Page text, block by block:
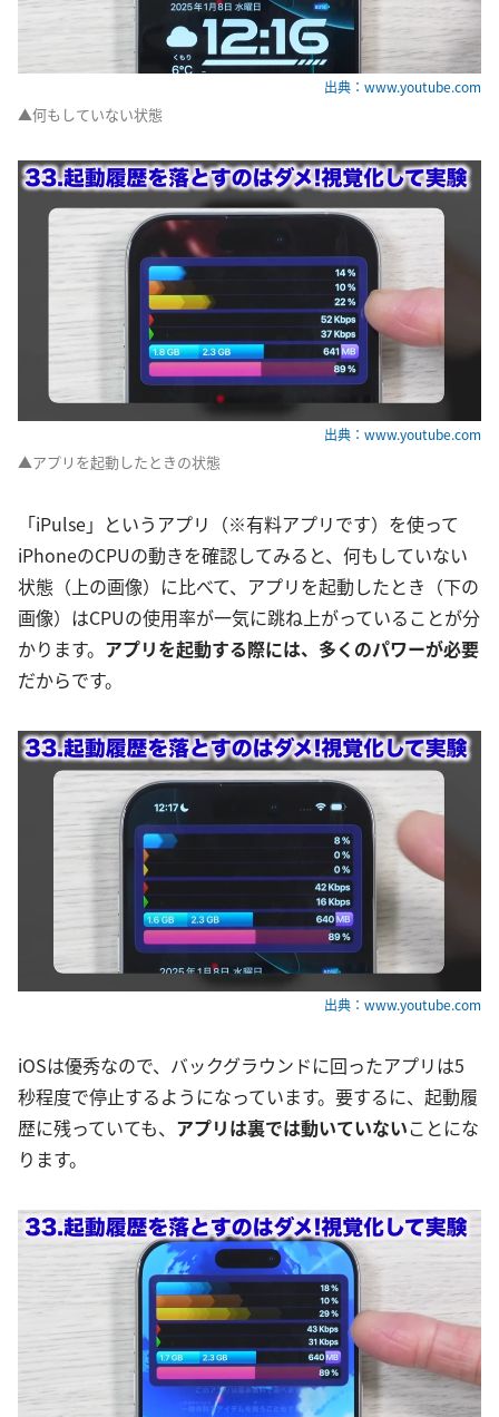
出典：www.youtube.com
▲何もしていない状態
出典：www.youtube.com
▲アプリを起動したときの状態
「iPulse」というアプリ（※有料アプリです）を使って
iPhoneのCPUの動きを確認してみると、何もしていない
状態（上の画像）に比べて、アプリを起動したとき（下の
画像）はCPUの使用率が一気に跳ね上がっていることが分
かります。 アプリを起動する際には、多くのパワーが必要
だからです。
出典：www.youtube.com
iOSは優秀なので、バックグラウンドに回ったアプリは5
秒程度で停止するようになっています。要するに、起動履
歴に残っていても、 アプリは裏では動いていないことにな
ります。